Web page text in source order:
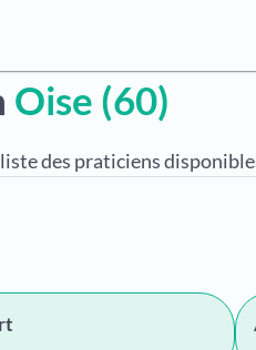
Oise (60)
des praticiens